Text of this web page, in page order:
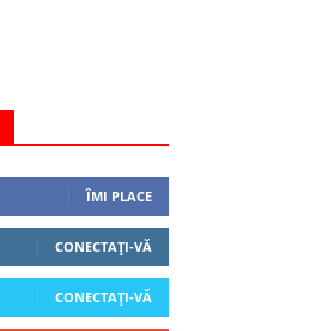
ÎMI PLACE
CONECTAȚI-VĂ
CONECTAȚI-VĂ